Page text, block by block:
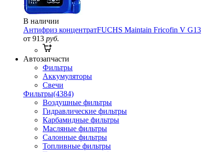
В наличии
Антифриз концентратFUCHS Maintain Fricofin V G13
от 913 руб.
Автозапчасти
Фильтры
Аккумуляторы
Свечи
Фильтры(4384)
Воздушные фильтры
Гидравлические фильтры
Карбамидные фильтры
Масляные фильтры
Салонные фильтры
Топливные фильтры